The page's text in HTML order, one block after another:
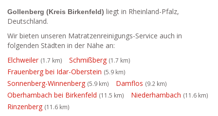
Gollenberg (Kreis Birkenfeld) liegt in Rheinland-Pfalz,
Deutschland.
Wir bieten unseren Matratzenreinigungs-Service auch in
folgenden Städten in der Nähe an:
Elchweiler (1.7 km) Schmißberg (1.7 km)
Frauenberg bei Idar-Oberstein (5.9 km)
Sonnenberg-Winnenberg (5.9 km) Damflos (9.2 km)
Oberhambach bei Birkenfeld (11.5 km) Niederhambach (11.6 km)
Rinzenberg (11.6 km)